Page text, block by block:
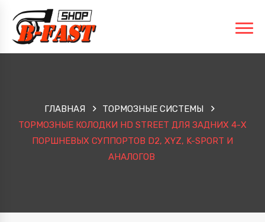
ГЛАВНАЯ
ТОРМОЗНЫЕ СИСТЕМЫ
ТОРМОЗНЫЕ КОЛОДКИ HD STREET ДЛЯ ЗАДНИХ 4-Х
ПОРШНЕВЫХ СУППОРТОВ D2, XYZ, K-SPORT И
АНАЛОГОВ